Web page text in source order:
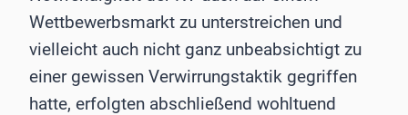
Wettbewerbsmarkt zu unterstreichen und
vielleicht auch nicht ganz unbeabsichtigt zu
einer gewissen Verwirrungstaktik gegriffen
hatte, erfolgten abschließend wohltuend